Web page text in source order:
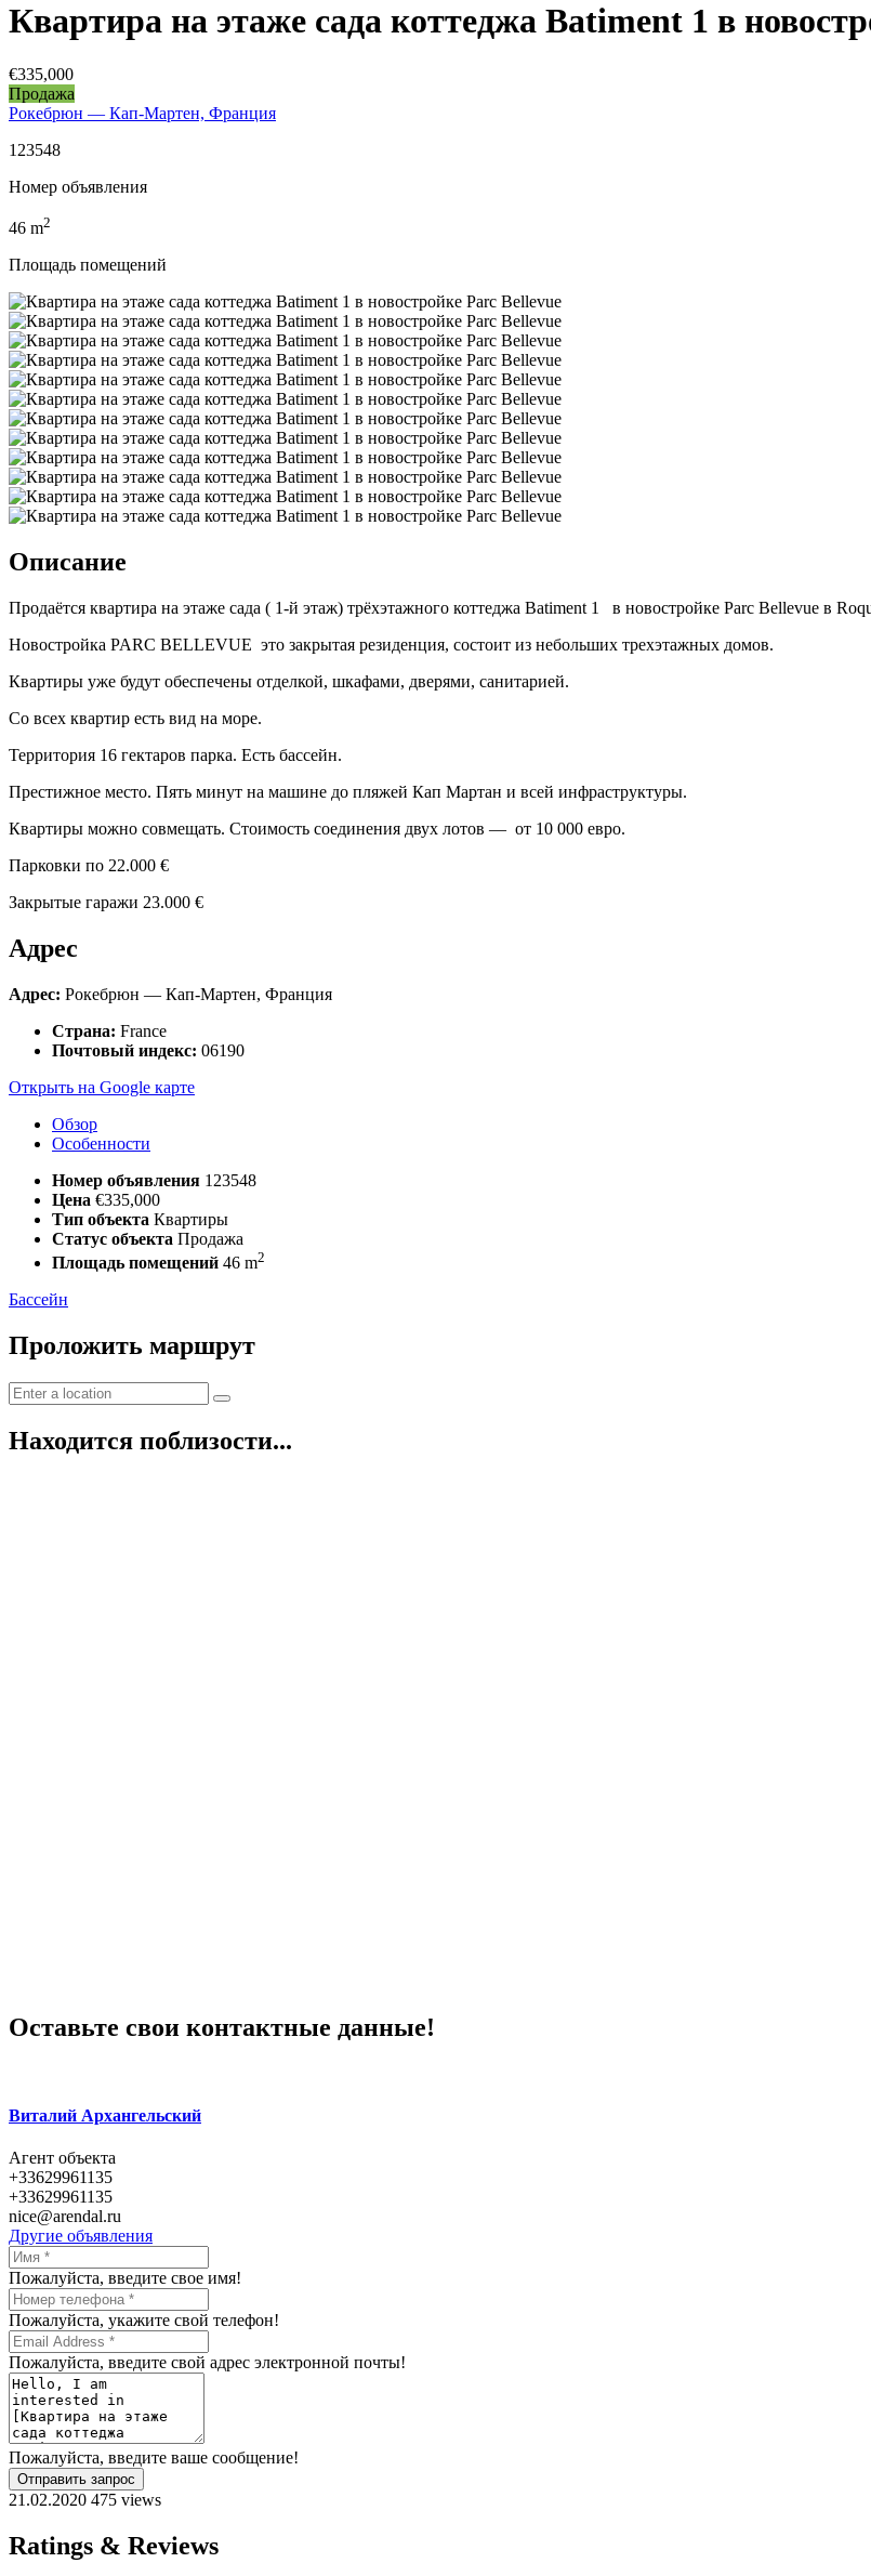
Квартира на этаже сада коттеджа Batiment 1 в
€335,000
Продажа
Рокебрюн — Кап-Мартен, Франция
123548
Номер объявления
46 m2
Площадь помещений
Описание
Продаётся квартира на этаже сада ( 1-й этаж) трёхэтажного коттеджа Batiment 1 в новостройке Parc Bellevue в
Новостройка PARC BELLEVUE это закрытая резиденция, состоит из небольших трехэтажных домов.
Квартиры уже будут обеспечены отделкой, шкафами, дверями, санитарией.
Со всех квартир есть вид на море.
Территория 16 гектаров парка. Есть бассейн.
Престижное место. Пять минут на машине до пляжей Кап Мартан и всей инфраструктуры.
Квартиры можно совмещать. Стоимость соединения двух лотов — от 10 000 евро.
Парковки по 22.000 €
Закрытые гаражи 23.000 €
Адрес
Адрес: Рокебрюн — Кап-Мартен, Франция
Страна: France
Почтовый индекс: 06190
Открыть на Google карте
Обзор
Особенности
Номер объявления 123548
Цена €335,000
Тип объекта Квартиры
Статус объекта Продажа
Площадь помещений 46 m2
Бассейн
Проложить маршрут
Находится поблизости...
Оставьте свои контактные данные!
Виталий Архангельский
Агент объекта
+33629961135
+33629961135
nice@arendal.ru
Другие объявления
Пожалуйста, введите свое имя!
Пожалуйста, укажите свой телефон!
Пожалуйста, введите свой адрес электронной почты!
Пожалуйста, введите ваше сообщение!
Отправить запрос
21.02.2020 475 views
Ratings & Reviews